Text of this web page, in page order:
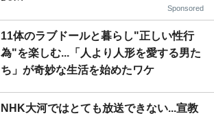
Sponsored
11体のラブドールと暮らし"正しい性行
為"を楽しむ...「人より人形を愛する男た
ち」が奇妙な生活を始めたワケ
NHK大河ではとても放送できない...宣教